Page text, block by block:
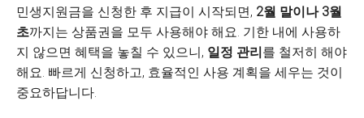
민생지원금을 신청한 후 지급이 시작되면, 2월 말이나 3월
초까지는 상품권을 모두 사용해야 해요. 기한 내에 사용하
지 않으면 혜택을 놓칠 수 있으니, 일정 관리를 철저히 해야
해요. 빠르게 신청하고, 효율적인 사용 계획을 세우는 것이
중요하답니다.